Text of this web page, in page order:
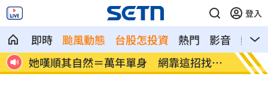
登入
即時 颱風動態 台股怎投資 熱門 影音
熱搜
真
路透：6成美國人挺加強監管社群媒體公司 黃
曝